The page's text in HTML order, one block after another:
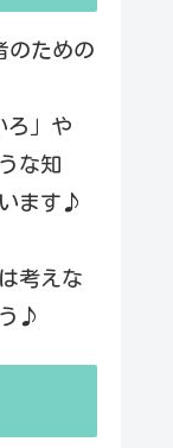
のための
ろ」や
な知
ます♪
考えな
♪